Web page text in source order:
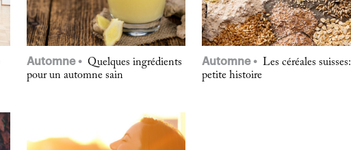
Automne
Quelques ingrédients
pour un automne sain
Automne
Les céréales suisses:
petite histoire